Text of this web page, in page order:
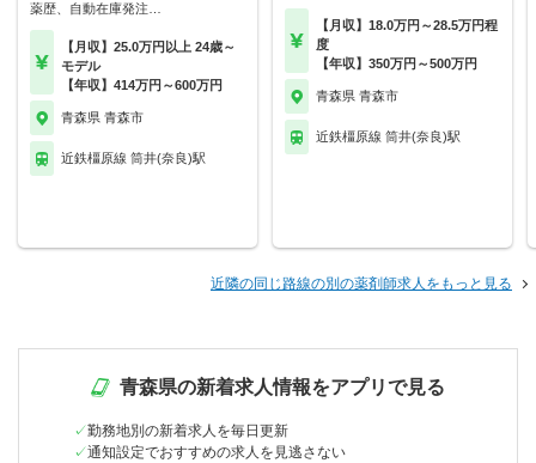
薬歴、自動在庫発注…
【月収】25.0万円以上 24歳～
モデル
【年収】414万円～600万円
青森県 青森市
近鉄橿原線 筒井(奈良)駅
【月収】18.0万円～28.5万円程
度
【年収】350万円～500万円
青森県 青森市
近鉄橿原線 筒井(奈良)駅
近隣の同じ路線の別の薬剤師求人をもっと見る
青森県の新着求人情報をアプリで見る
勤務地別の新着求人を毎日更新
通知設定でおすすめの求人を見逃さない